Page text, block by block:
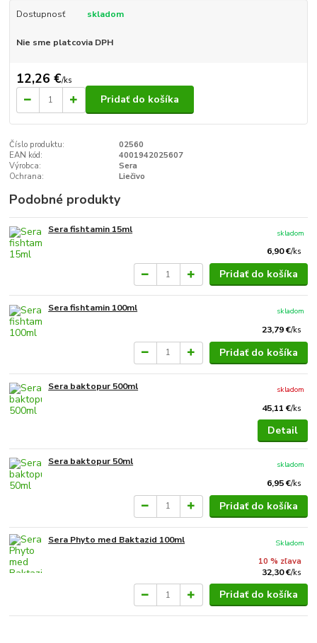
Dostupnosť skladom
Nie sme platcovia DPH
12,26 €/ks
Pridať do košíka
Číslo produktu:
02560
EAN kód:
4001942025607
Výrobca:
Sera
Ochrana:
Liečivo
Podobné produkty
Sera fishtamin 15ml
6,90 €/ks
skladom
Pridať do košíka
Sera fishtamin 100ml
23,79 €/ks
skladom
Pridať do košíka
Sera baktopur 500ml
45,11 €/ks
skladom
Detail
Sera baktopur 50ml
6,95 €/ks
skladom
Pridať do košíka
Sera Phyto med Baktazid 100ml
10 % zľava
32,30 €/ks
Skladom
Pridať do košíka